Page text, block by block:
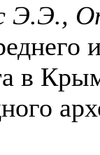
Э.Э.,
в